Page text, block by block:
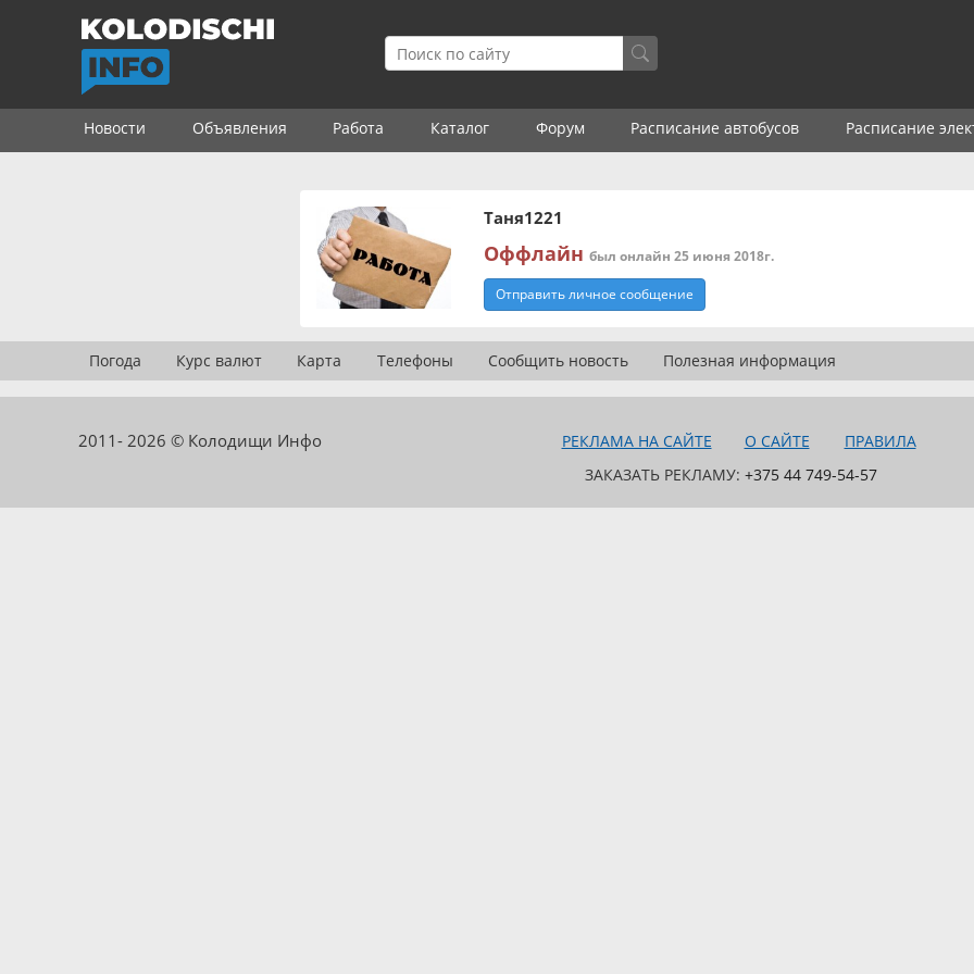
Новости Объявления Работа Каталог Форум Расписание автобусов Расписание
Таня1221
Оффлайн был онлайн 25 июня 2018г.
Отправить личное сообщение
Погода Курс валют Карта Телефоны Сообщить новость Полезная информация
2011- 2026 © Колодищи Инфо РЕКЛАМА НА САЙТЕ О САЙТЕ
ПРАВИЛА
ЗАКАЗАТЬ РЕКЛАМУ: +375 44 749-54-57